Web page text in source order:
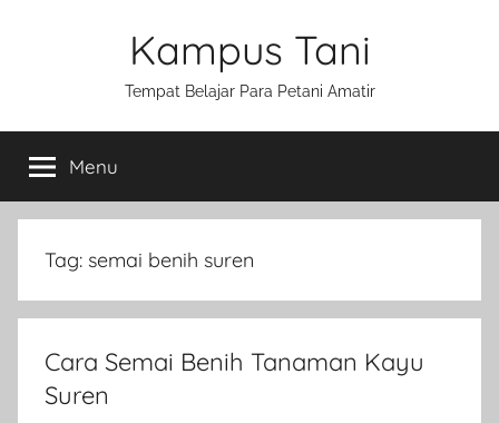
Kampus Tani
Tempat Belajar Para Petani Amatir
Menu
Tag: semai benih suren
Cara Semai Benih Tanaman Kayu
Suren